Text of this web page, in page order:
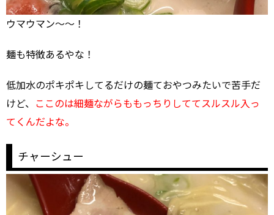
ウマウマン～～！
麺も特徴あるやな！
低加水のポキポキしてるだけの麺ておやつみたいで苦手だ
けど、
ここのは細麺ながらももっちりしててスルスル入っ
てくんだよな。
チャーシュー